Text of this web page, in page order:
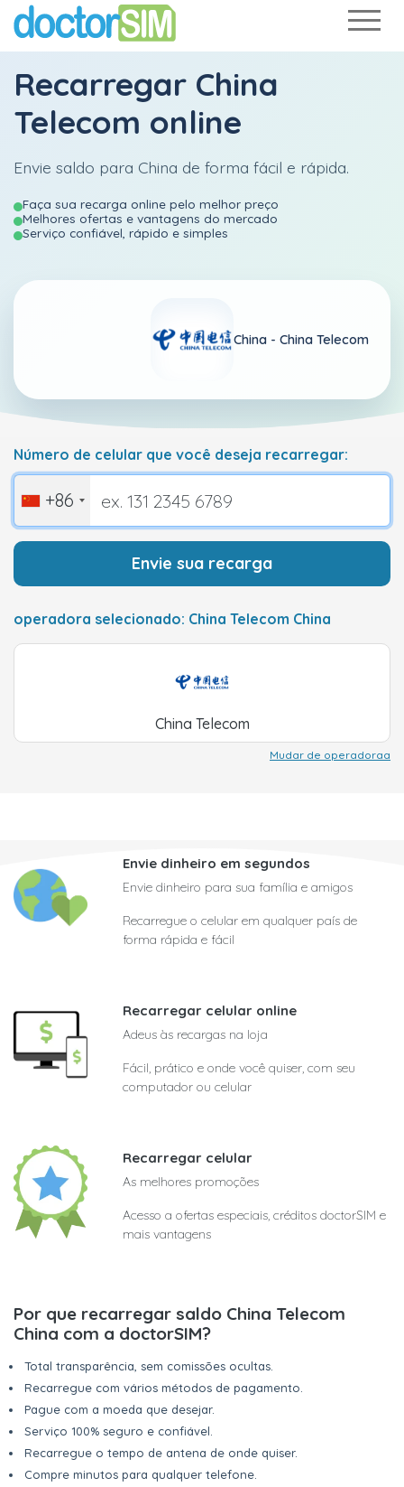
Recarregar China
Telecom online
Envie saldo para China de forma fácil e rápida.
Faça sua recarga online pelo melhor preço
Melhores ofertas e vantagens do mercado
Serviço confiável, rápido e simples
China - China Telecom
Número de celular que você deseja recarregar:
+86
Envie sua recarga
operadora selecionado: China Telecom China
China Telecom
Mudar de operadoraa
Envie dinheiro em segundos
Envie dinheiro para sua família e amigos
Recarregue o celular em qualquer país de
forma rápida e fácil
Recarregar celular online
Adeus às recargas na loja
Fácil, prático e onde você quiser, com seu
computador ou celular
Recarregar celular
As melhores promoções
Acesso a ofertas especiais, créditos doctorSIM e
mais vantagens
Por que recarregar saldo China Telecom
China com a doctorSIM?
Total transparência, sem comissões ocultas.
Recarregue com vários métodos de pagamento.
Pague com a moeda que desejar.
Serviço 100% seguro e confiável.
Recarregue o tempo de antena de onde quiser.
Compre minutos para qualquer telefone.